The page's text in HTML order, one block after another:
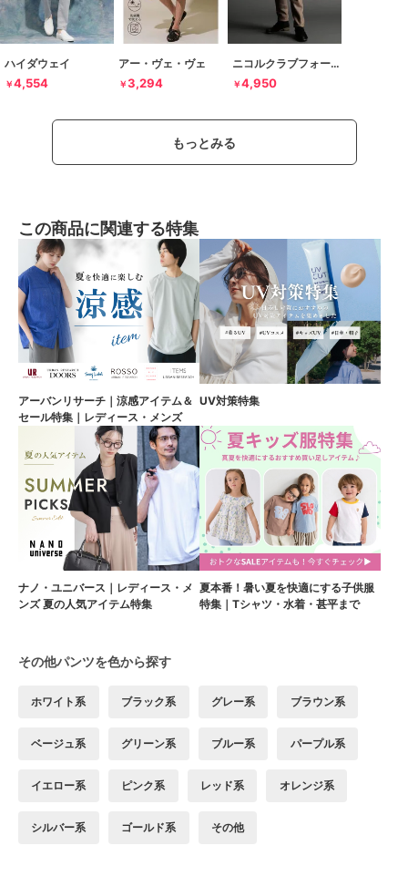
ハイダウェイ
￥4,554
アー・ヴェ・ヴェ
￥3,294
ニコルクラブフォーメン
￥4,950
もっとみる
この商品に関連する特集
アーバンリサーチ｜涼感アイテム＆
セール特集｜レディース・メンズ
UV対策特集
ナノ・ユニバース｜レディース・メ
ンズ 夏の人気アイテム特集
夏本番！暑い夏を快適にする子供服
特集｜Tシャツ・水着・甚平まで
その他パンツを色から探す
ホワイト系 ブラック系 グレー系 ブラウン系
ベージュ系 グリーン系 ブルー系 パープル系
イエロー系 ピンク系 レッド系 オレンジ系
シルバー系 ゴールド系 その他